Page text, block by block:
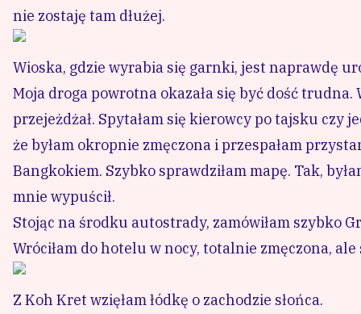
nie zostaję tam dłużej.
Wioska, gdzie wyrabia się garnki, jest naprawdę
Moja droga powrotna okazała się być dość
przejeżdżał. Spytałam się kierowcy po tajsku czy
że byłam okropnie zmęczona i przespałam
Bangkokiem. Szybko sprawdziłam mapę. Tak,
mnie wypuścił.
Stojąc na środku autostrady, zamówiłam szybko
Wróciłam do hotelu w nocy, totalnie zmęczona,
Z Koh Kret wzięłam łódkę o zachodzie słońca.